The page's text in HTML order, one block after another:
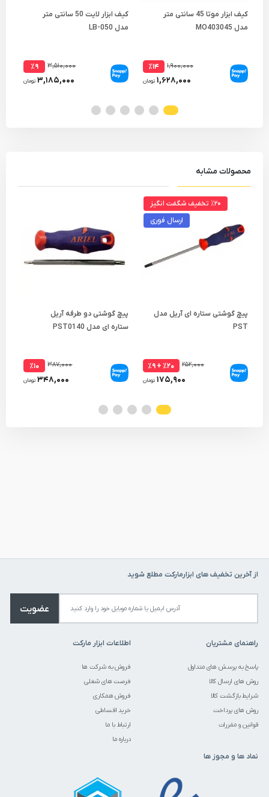
کیف ابزار موتا 45 سانتی متر
مدل MO403045
۱,۹۰۰,۰۰۰ ٪۱۴
۱,۶۲۸,۰۰۰ تومان
کیف ابزار لایت 50 سانتی متر
مدل LB-050
۳,۵۱۰,۰۰۰ ٪۹
۳,۱۸۵,۰۰۰ تومان
محصولات مشابه
٪۲۰ تخفیف شگفت انگیز
ارسال فوری
پیچ گوشتی ستاره ای آریل مدل
PST
۲۵۲,۰۰۰ ٪۲۰ + ٪۹
۱۷۵,۹۰۰ تومان
پیچ گوشتی دو طرفه آریل
ستاره ای مدل PST0140
۳۸۷,۰۰۰ ٪۱۰
۳۴۸,۰۰۰ تومان
از آخرین تخفیف های ابزارمارکت مطلع شوید
عضویت
راهنمای مشتریان
پاسخ به پرسش های متداول
روش های ارسال کالا
شرایط بازگشت کالا
روش های پرداخت
قوانین و مقررات
اطلاعات ابزار مارکت
فروش به شرکت ها
فرصت های شغلی
فروش همکاری
خرید اقساطی
ارتباط با ما
درباره ما
نماد ها و مجوز ها